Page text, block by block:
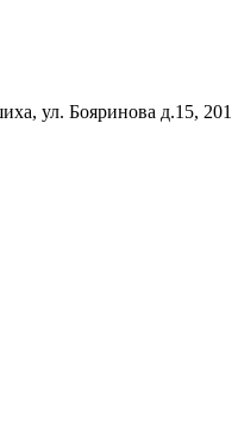
ул. Бояринова д.15, 201